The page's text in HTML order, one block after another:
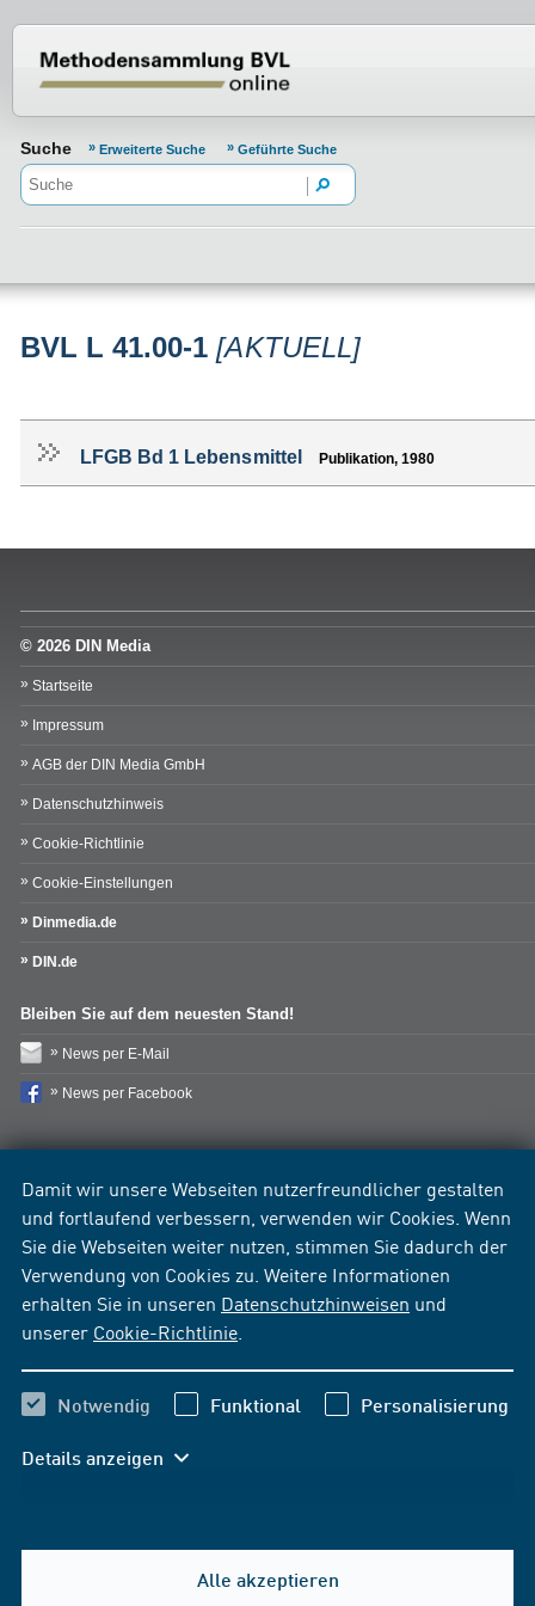
Damit wir unsere Webseiten nutzerfreundlicher gestalten
und fortlaufend verbessern, verwenden wir Cookies. Wenn
Sie die Webseiten weiter nutzen, stimmen Sie dadurch der
Verwendung von Cookies zu. Weitere Informationen
erhalten Sie in unseren Datenschutzhinweisen und
unserer Cookie-Richtlinie
Notwendig Funktional Personalisierung
Details anzeigen
Alle akzeptieren
Suche Erweiterte Suche Geführte Suche
BVL L 41.00-1[AKTUELL]
LFGB Bd 1 Lebensmittel Publikation, 1980
© 2026 DIN Media
Startseite
Impressum
AGB der DIN Media GmbH
Datenschutzhinweis
Cookie-Richtlinie
Cookie-Einstellungen
Dinmedia.de
DIN.de
Bleiben Sie auf dem neuesten Stand!
News per E-Mail
News per Facebook